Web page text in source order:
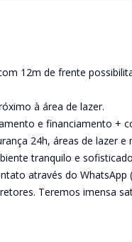
12m de frente
à área de lazer.
e financiamento +
24h, áreas de lazer
tranquilo e
através do
Teremos imensa